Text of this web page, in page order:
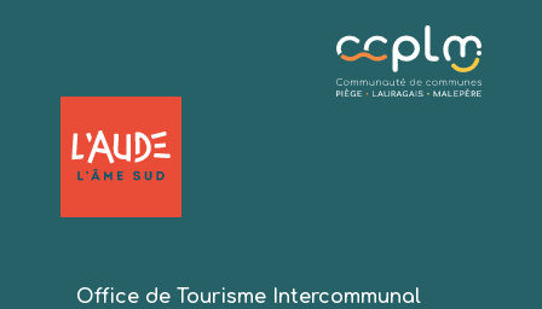
Office de Tourisme Intercommunal